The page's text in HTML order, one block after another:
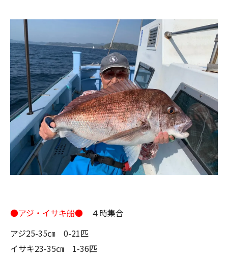
●アジ・イサキ船● ４時集合
アジ25-35㎝ 0-21匹
イサキ23-35㎝ 1-36匹